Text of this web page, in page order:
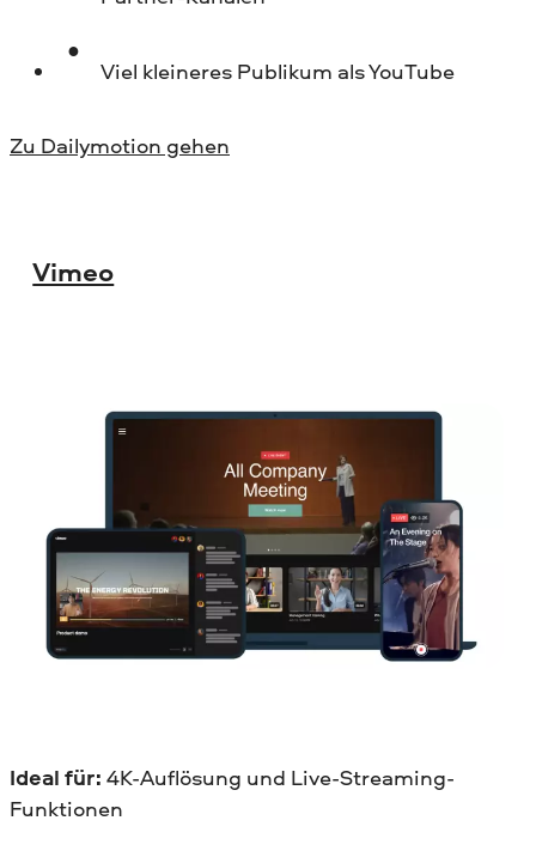
Viel kleineres Publikum als YouTube
Zu Dailymotion gehen
Vimeo
Ideal für: 4K-Auflösung und Live-Streaming-
Funktionen